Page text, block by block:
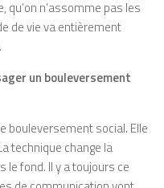
n’assomme pas les
de vie va entièrement
un bouleversement
bouleversement social. Elle
technique change la
le fond. Il y a toujours ce